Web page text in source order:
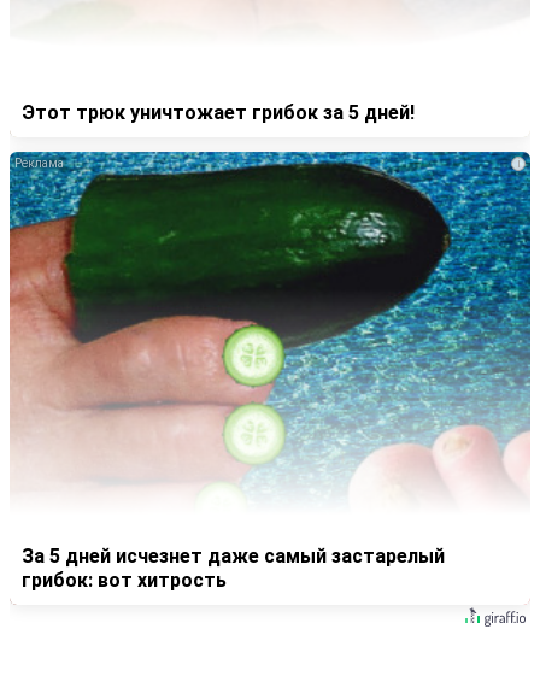
Этот трюк уничтожает грибок за 5 дней!
i
За 5 дней исчезнет даже самый застарелый
грибок: вот хитрость